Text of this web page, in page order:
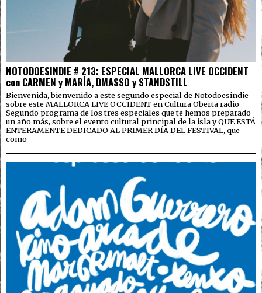
NOTODOESINDIE # 213: ESPECIAL MALLORCA LIVE OCCIDENT
con CARMEN y MARÍA, DMASSO y STANDSTILL
Bienvenida, bienvenido a este segundo especial de Notodoesindie
sobre este MALLORCA LIVE OCCIDENT en Cultura Oberta radio
Segundo programa de los tres especiales que te hemos preparado
un año más, sobre el evento cultural principal de la isla y QUE ESTÁ
ENTERAMENTE DEDICADO AL PRIMER DÍA DEL FESTIVAL, que
como